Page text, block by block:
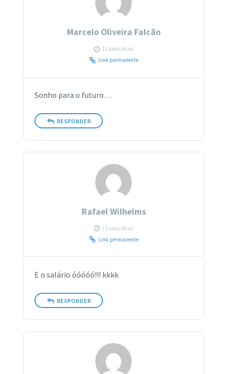
Marcelo Oliveira Falcão
13 anos atrás
Link permanente
Sonho para o futuro…
RESPONDER
Rafael Wilhelms
13 anos atrás
Link permanente
E o salário óóóóó!!! kkkk
RESPONDER